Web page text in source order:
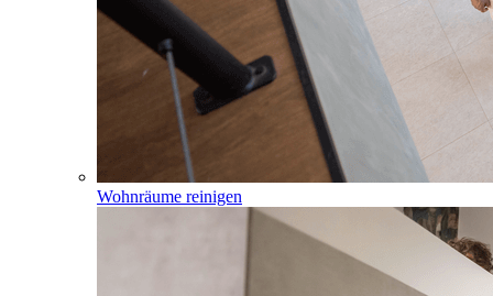
Wohnräume reinigen